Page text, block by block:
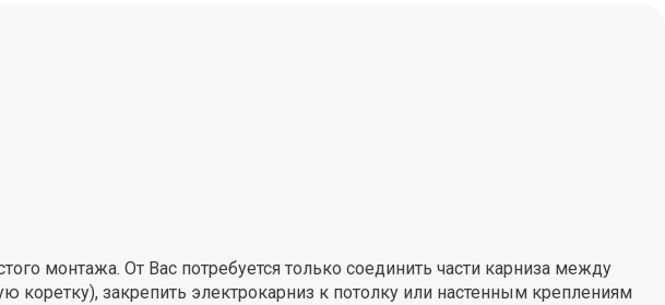
монтажа. От Вас потребуется только соединить части карниза между
коретку), закрепить электрокарниз к потолку или настенным креплениям